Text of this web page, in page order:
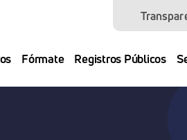
Fórmate Registros Públicos